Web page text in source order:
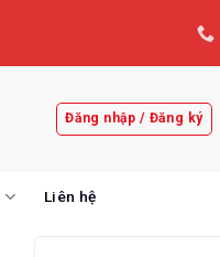
Đăng nhập / Đăng ký
Liên hệ